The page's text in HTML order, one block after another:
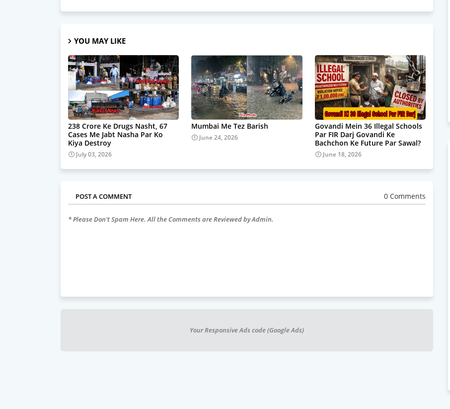
YOU MAY LIKE
238 Crore Ke Drugs Nasht, 67
Cases Me Jabt Nasha Par Ko
Kiya Destroy
July 03, 2026
Mumbai Me Tez Barish
June 24, 2026
Govandi Mein 36 Illegal Schools
Par FIR Darj Govandi Ke
Bachchon Ke Future Par Sawal?
June 18, 2026
POST A COMMENT 0 Comments
* Please Don't Spam Here. All the Comments are Reviewed by Admin.
Your Responsive Ads code (Google Ads)